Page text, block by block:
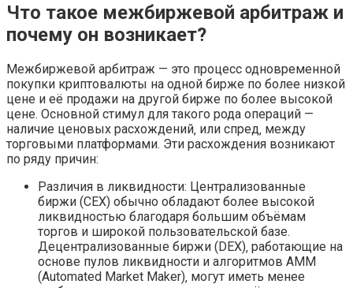
Что такое межбиржевой арбитраж и
почему он возникает?
Межбиржевой арбитраж — это процесс одновременной
покупки криптовалюты на одной бирже по более низкой
цене и её продажи на другой бирже по более высокой
цене. Основной стимул для такого рода операций —
наличие ценовых расхождений‚ или спред‚ между
торговыми платформами. Эти расхождения возникают
по ряду причин:
Различия в ликвидности: Централизованные
биржи (CEX) обычно обладают более высокой
ликвидностью благодаря большим объёмам
торгов и широкой пользовательской базе.
Децентрализованные биржи (DEX)‚ работающие на
основе пулов ликвидности и алгоритмов AMM
(Automated Market Maker)‚ могут иметь менее